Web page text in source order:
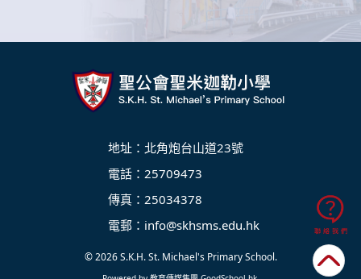
地址：北角炮台山道23號
電話：25709473
傳真：25034378
電郵： info@skhsms.edu.hk
© 2026S.K.H. St. Michael's Primary School.